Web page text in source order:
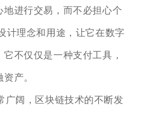
进行交易，而不必担心个
计理念和用途，让它在数字
不仅仅是一种支付工具，
产。
广阔，区块链技术的不断发